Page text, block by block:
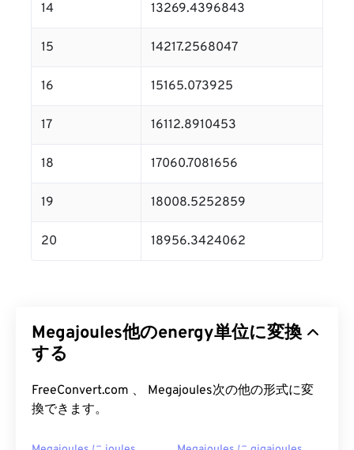
14 13269.4396843
15 14217.2568047
16 15165.073925
17 16112.8910453
18 17060.7081656
19 18008.5252859
20 18956.3424062
Megajoules他のenergy単位に変換
する
FreeConvert.com 、 Megajoules次の他の形式に変
換できます。